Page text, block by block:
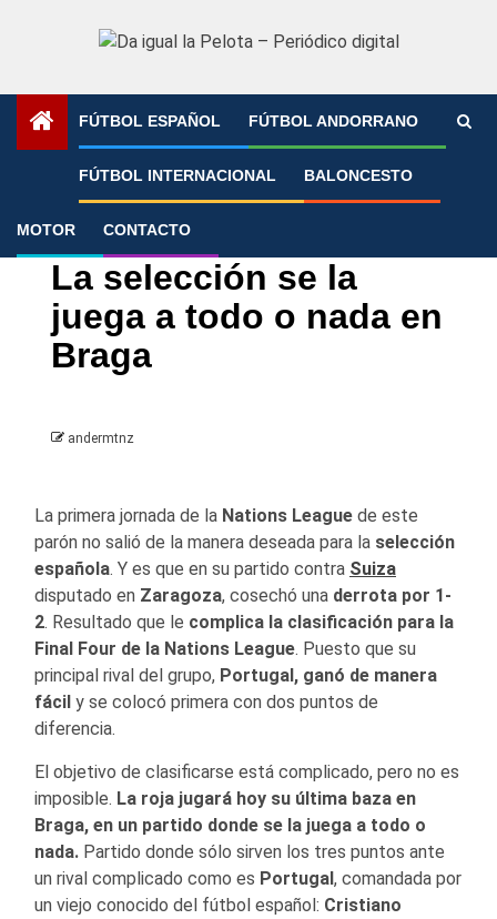
FÚTBOL ESPAÑOL FÚTBOL ANDORRANO
FÚTBOL INTERNACIONAL BALONCESTO
MOTOR CONTACTO
»
Fútbol Internacional Selección española
La selección se la
juega a todo o nada en
Braga
andermtnz
La primera jornada de la Nations League de este
parón no salió de la manera deseada para la selección
española. Y es que en su partido contra Suiza
disputado en Zaragoza, cosechó una derrota por 1-
2. Resultado que le complica la clasificación para la
Final Four de la Nations League. Puesto que su
principal rival del grupo, Portugal, ganó de manera
fácil y se colocó primera con dos puntos de
diferencia.
El objetivo de clasificarse está complicado, pero no es
imposible. La roja jugará hoy su última baza en
Braga, en un partido donde se la juega a todo o
nada. Partido donde sólo sirven los tres puntos ante
un rival complicado como es Portugal, comandada por
un viejo conocido del fútbol español: Cristiano